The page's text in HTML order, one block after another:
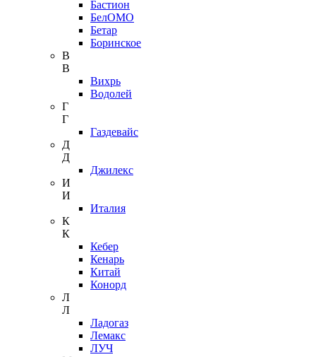
Бастион
БелОМО
Бетар
Боринское
В
В
Вихрь
Водолей
Г
Г
Газдевайс
Д
Д
Джилекс
И
И
Италия
К
К
Кебер
Кенарь
Китай
Конорд
Л
Л
Ладогаз
Лемакс
ЛУЧ